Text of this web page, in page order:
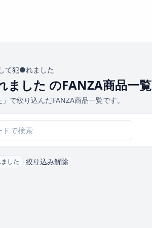
て犯●れました
した のFANZA商品一覧
で絞り込んだFANZA商品一覧です。
した 絞り込み解除